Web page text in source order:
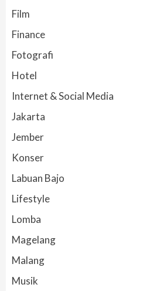
Film
Finance
Fotografi
Hotel
Internet & Social Media
Jakarta
Jember
Konser
Labuan Bajo
Lifestyle
Lomba
Magelang
Malang
Musik